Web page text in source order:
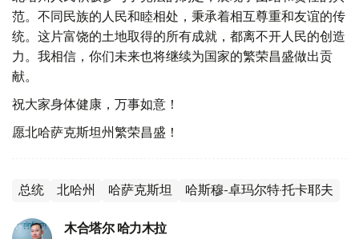
范。不同民族的人民和睦相处，秉承着相互尊重和友谊的传
统。这片富饶的土地取得的所有成就，都离不开人民的创造
力。我相信，你们未来也将继续为国家的繁荣昌盛做出贡
献。
祝大家身体健康，万事如意！
愿北哈萨克斯坦州繁荣昌盛！
总统 北哈州 哈萨克斯坦 哈斯穆-卓玛尔特·托卡耶夫
木合塔尔 哈力木拉